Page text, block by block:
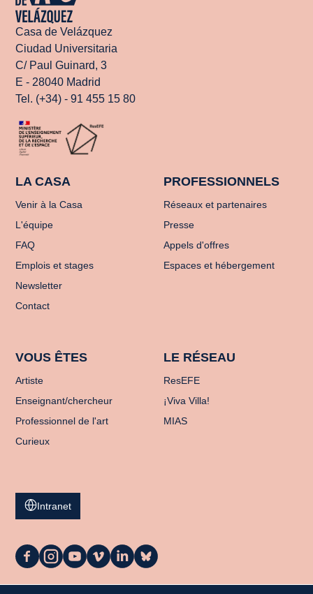
Casa de Velázquez
Ciudad Universitaria
C/ Paul Guinard, 3
E - 28040 Madrid
Tel. (+34) - 91 455 15 80
LA CASA
Venir à la Casa
L'équipe
FAQ
Emplois et stages
Newsletter
Contact
PROFESSIONNELS
Réseaux et partenaires
Presse
Appels d'offres
Espaces et hébergement
VOUS ÊTES
Artiste
Enseignant/chercheur
Professionnel de l'art
Curieux
LE RÉSEAU
ResEFE
¡Viva Villa!
MIAS
Intranet
La
sur
La
sur
La
sur
La
sur
La
sur
La
sur